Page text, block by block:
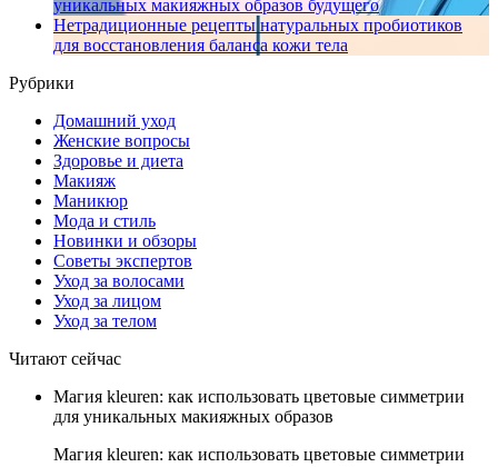
уникальных макияжных образов будущего
Нетрадиционные рецепты натуральных пробиотиков
для восстановления баланса кожи тела
Рубрики
Домашний уход
Женские вопросы
Здоровье и диета
Макияж
Маникюр
Мода и стиль
Новинки и обзоры
Советы экспертов
Уход за волосами
Уход за лицом
Уход за телом
Читают сейчас
Магия kleuren: как использовать цветовые симметрии
для уникальных макияжных образов
Магия kleuren: как использовать цветовые симметрии